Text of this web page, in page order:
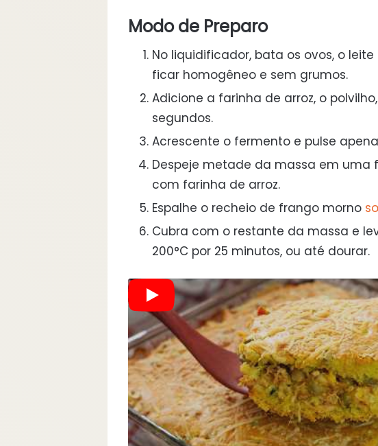
Modo de Preparo
No liquidificador, bata os ovos, o
ficar homogêneo e sem grumos.
Adicione a farinha de arroz, o
segundos.
Acrescente o fermento e pulse
Despeje metade da massa em
com farinha de arroz.
Espalhe o recheio de frango morno
Cubra com o restante da massa e
200°C por 25 minutos, ou até dourar.